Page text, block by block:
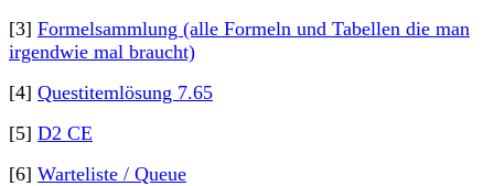
[3] Formelsammlung (alle Formeln und Tabellen die man
irgendwie mal braucht)
[4] Questitemlösung 7.65
[5] D2 CE
[6] Warteliste / Queue